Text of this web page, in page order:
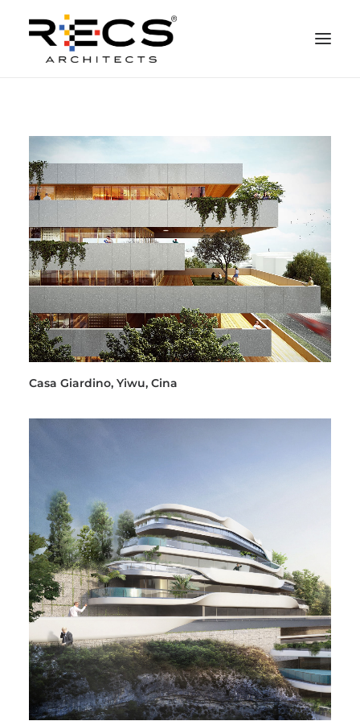
PORTFOLIO
RECS FOR COMPANIES
NEWS
FONDAZIONE
CONTATTI
MERCHANDISING
Casa Giardino, Yiwu, Cina